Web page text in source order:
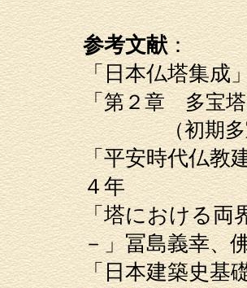
参考文献：
「日本仏塔集成
「第２章 多宝塔
（初期多宝塔
「平安時代仏教
４年
「塔における両
－」冨島義幸、
「日本建築史基